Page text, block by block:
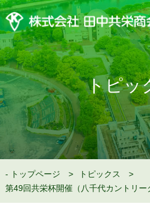
トピッ
トップページ
トピックス
第49回共栄杯開催（八千代カントリー